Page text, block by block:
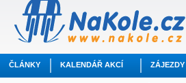
ČLÁNKY KALENDÁŘ AKCÍ ZÁJEZDY